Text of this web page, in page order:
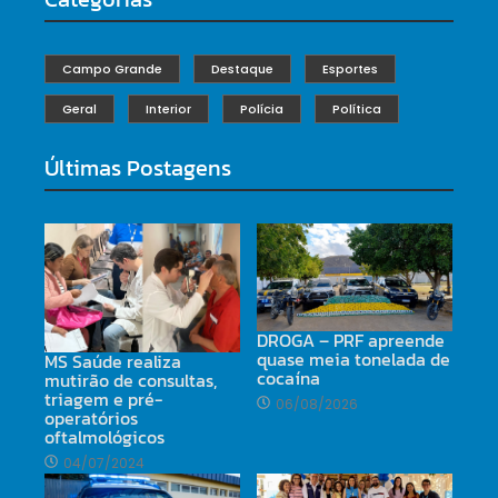
Campo Grande Destaque Esportes
Geral Interior Polícia Política
Últimas Postagens
MS Saúde realiza
mutirão de consultas,
triagem e pré-
operatórios
oftalmológicos
04/07/2024
DROGA – PRF apreende
quase meia tonelada de
cocaína
06/08/2026